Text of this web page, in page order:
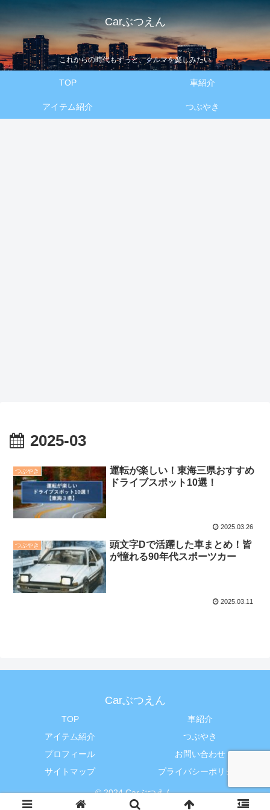
Carぶつえん
これからの時代もずっと、クルマを楽しみたい
TOP 車紹介
アイテム紹介 つぶやき
2025-03
つぶやき
運転が楽しい！東海三県おすすめ
ドライブスポット10選！
2025.03.26
つぶやき
頭文字Dで活躍した車まとめ！皆
が憧れる90年代スポーツカー
2025.03.11
Carぶつえん
TOP
車紹介
アイテム紹介
つぶやき
プロフィール
お問い合わせ
サイトマップ
プライバシーポリシー
© 2024 Carぶつえん.